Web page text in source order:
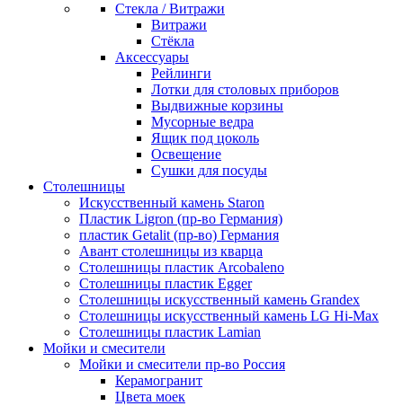
Стекла / Витражи
Витражи
Стёкла
Аксессуары
Рейлинги
Лотки для столовых приборов
Выдвижные корзины
Мусорные ведра
Ящик под цоколь
Освещение
Сушки для посуды
Столешницы
Искусственный камень Staron
Пластик Ligron (пр-во Германия)
пластик Getalit (пр-во) Германия
Авант столешницы из кварца
Столешницы пластик Arcobaleno
Столешницы пластик Egger
Столешницы искусственный камень Grandex
Столешницы искусственный камень LG Hi-Max
Столешницы пластик Lamian
Мойки и смесители
Мойки и смесители пр-во Россия
Керамогранит
Цвета моек